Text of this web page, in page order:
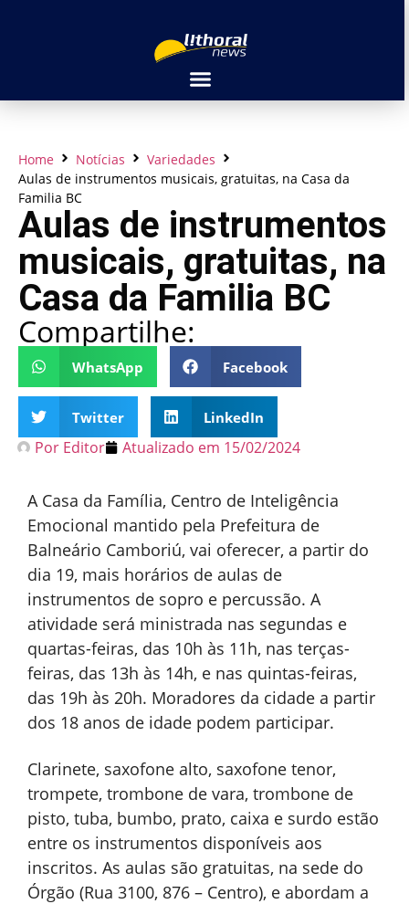
Home Notícias
Variedades
Aulas de instrumentos musicais, gratuitas, na Casa da
Familia BC
Aulas de instrumentos
musicais, gratuitas, na
Casa da Familia BC
Compartilhe:
WhatsApp Facebook
Twitter LinkedIn
Por Editor Atualizado em 15/02/2024
A Casa da Família, Centro de Inteligência
Emocional mantido pela Prefeitura de
Balneário Camboriú, vai oferecer, a partir do
dia 19, mais horários de aulas de
instrumentos de sopro e percussão. A
atividade será ministrada nas segundas e
quartas-feiras, das 10h às 11h, nas terças-
feiras, das 13h às 14h, e nas quintas-feiras,
das 19h às 20h. Moradores da cidade a partir
dos 18 anos de idade podem participar.
Clarinete, saxofone alto, saxofone tenor,
trompete, trombone de vara, trombone de
pisto, tuba, bumbo, prato, caixa e surdo estão
entre os instrumentos disponíveis aos
inscritos. As aulas são gratuitas, na sede do
Órgão (Rua 3100, 876 – Centro), e abordam a